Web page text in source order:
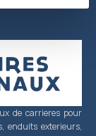
de carrieres pour
enduits exterieurs,